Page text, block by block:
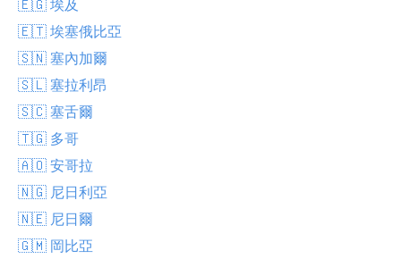
🇪🇬 埃及
🇪🇹 埃塞俄比亞
🇸🇳 塞內加爾
🇸🇱 塞拉利昂
🇸🇨 塞舌爾
🇹🇬 多哥
🇦🇴 安哥拉
🇳🇬 尼日利亞
🇳🇪 尼日爾
🇬🇲 岡比亞